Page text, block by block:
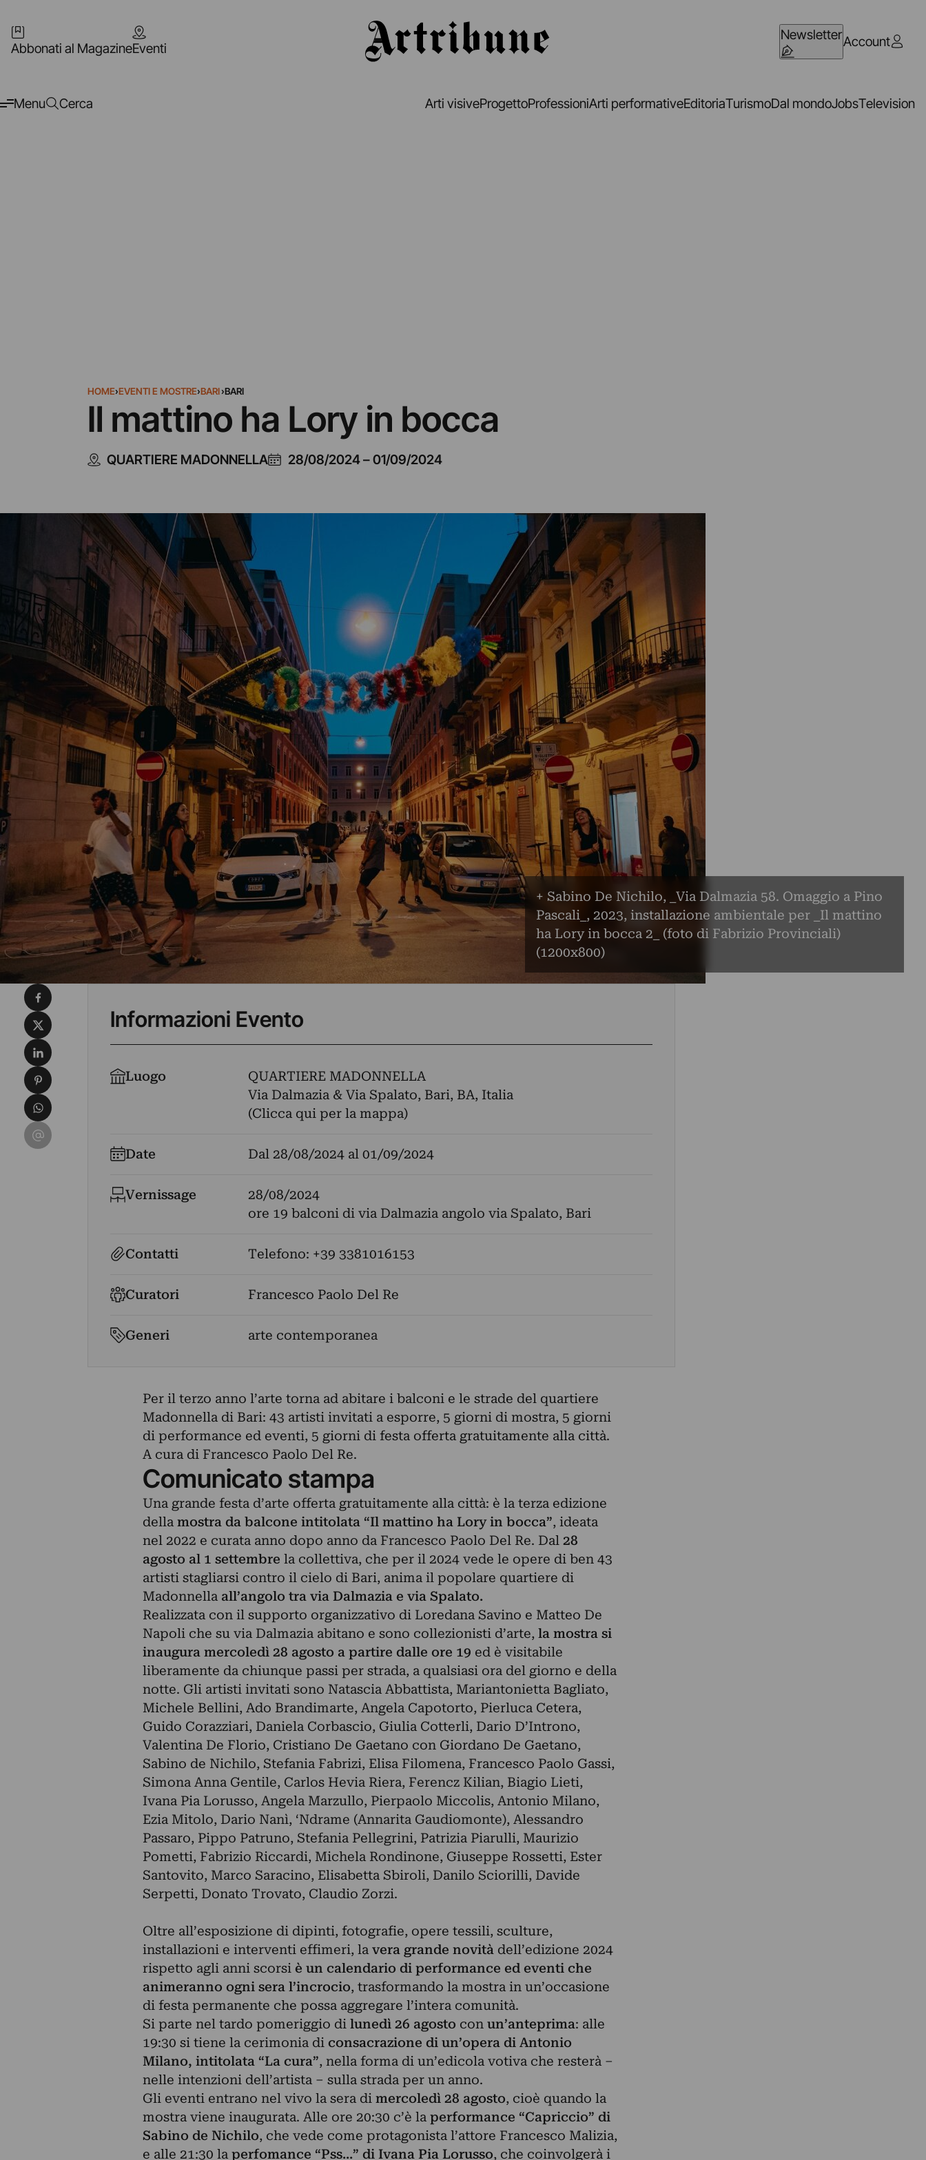
Abbonati al MagazineEventi
NewsletterAccount
Menu Cerca Arti visiveProgettoProfessioniArti performativeEditoriaTurismoDal mondoJobsTelevision
HOME›EVENTI E MOSTRE›BARI›BARI
Il mattino ha Lory in bocca
QUARTIERE MADONNELLA 28/08/2024–01/09/2024
+ Sabino De Nichilo, _Via Dalmazia 58. Omaggio a Pino
Pascali_, 2023, installazione ambientale per _Il mattino
ha Lory in bocca 2_ (foto di Fabrizio Provinciali)
(1200x800)
Informazioni Evento
Luogo
QUARTIERE MADONNELLA
Via Dalmazia & Via Spalato, Bari, BA, Italia
(Clicca qui per la mappa)
Date Dal 28/08/2024al 01/09/2024
Vernissage
28/08/2024
ore 19 balconi di via Dalmazia angolo via Spalato, Bari
Contatti Telefono: +39 3381016153
Curatori Francesco Paolo Del Re
Generi arte contemporanea
Per il terzo anno l’arte torna ad abitare i balconi e le strade del quartiere
Madonnella di Bari: 43 artisti invitati a esporre, 5 giorni di mostra, 5 giorni
di performance ed eventi, 5 giorni di festa offerta gratuitamente alla città.
A cura di Francesco Paolo Del Re.
Comunicato stampa
Una grande festa d’arte offerta gratuitamente alla città: è la terza edizione
della mostra da balcone intitolata “Il mattino ha Lory in bocca”, ideata
nel 2022 e curata anno dopo anno da Francesco Paolo Del Re. Dal28
agosto al 1 settembre la collettiva, che per il 2024 vede le opere di ben 43
artisti stagliarsi contro il cielo di Bari, anima il popolare quartiere di
Madonnellaall’angolo tra via Dalmazia e via Spalato.
Realizzata con il supporto organizzativo di Loredana Savino e Matteo De
Napoli che su via Dalmazia abitano e sono collezionisti d’arte, la mostra si
inaugura mercoledì 28 agosto a partire dalle ore 19 ed è visitabile
liberamente da chiunque passi per strada, a qualsiasi ora del giorno e della
notte. Gli artisti invitati sono Natascia Abbattista, Mariantonietta Bagliato,
Michele Bellini, Ado Brandimarte, Angela Capotorto, Pierluca Cetera,
Guido Corazziari, Daniela Corbascio, Giulia Cotterli, Dario D’Introno,
Valentina De Florio, Cristiano De Gaetano con Giordano De Gaetano,
Sabino de Nichilo, Stefania Fabrizi, Elisa Filomena, Francesco Paolo Gassi,
Simona Anna Gentile, Carlos Hevia Riera, Ferencz Kilian, Biagio Lieti,
Ivana Pia Lorusso, Angela Marzullo, Pierpaolo Miccolis, Antonio Milano,
Ezia Mitolo, Dario Nanì, ‘Ndrame (Annarita Gaudiomonte), Alessandro
Passaro, Pippo Patruno, Stefania Pellegrini, Patrizia Piarulli, Maurizio
Pometti, Fabrizio Riccardi, Michela Rondinone, Giuseppe Rossetti, Ester
Santovito, Marco Saracino, Elisabetta Sbiroli, Danilo Sciorilli, Davide
Serpetti, Donato Trovato, Claudio Zorzi.
Oltre all’esposizione di dipinti, fotografie, opere tessili, sculture,
installazioni e interventi effimeri, la vera grande novità dell’edizione 2024
rispetto agli anni scorsiè un calendario di performance ed eventi che
animeranno ogni sera l’incrocio, trasformando la mostra in un’occasione
di festa permanente che possa aggregare l’intera comunità.
Si parte nel tardo pomeriggio di lunedì 26 agosto con un’anteprima: alle
19:30 si tiene la cerimonia di consacrazione di un’opera di Antonio
Milano, intitolata “La cura”, nella forma di un’edicola votiva che resterà –
nelle intenzioni dell’artista – sulla strada per un anno.
Gli eventi entrano nel vivo la sera di mercoledì 28 agosto, cioè quando la
mostra viene inaugurata. Alle ore 20:30 c’è la performance “Capriccio” di
Sabino de Nichilo, che vede come protagonista l’attore Francesco Malizia,
e alle 21:30 la perfomance “Pss...” di Ivana Pia Lorusso, che coinvolgerà i
Condividi su Facebook
Condividi su X
Condividi su LinkedIn
Condividi su Pinterest
Condividi su WhatsApp
Condividi su Email